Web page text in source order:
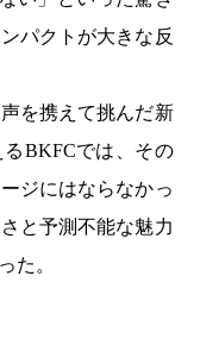
パクトが大きな反
を携えて挑んだ新
BKFCでは、その
ジにはならなかっ
と予測不能な魅力
た。